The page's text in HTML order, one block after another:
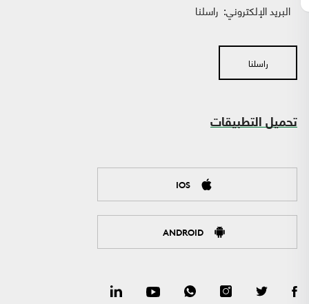
البريد الإلكتروني: راسلنا
راسلنا
تحميل التطبيقات
IOS
ANDROID